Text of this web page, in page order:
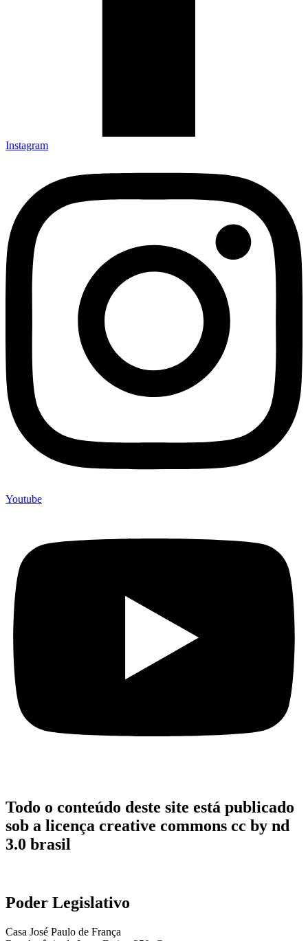
Instagram
Youtube
Todo o conteúdo deste site está publicado
sob a licença creative commons cc by nd
3.0 brasil
Poder Legislativo
Casa José Paulo de França